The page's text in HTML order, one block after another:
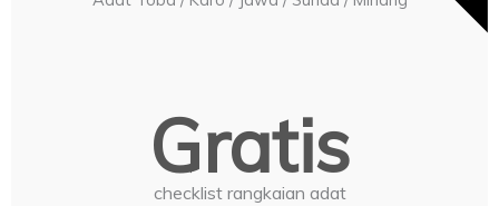
Gratis
checklist rangkaian adat